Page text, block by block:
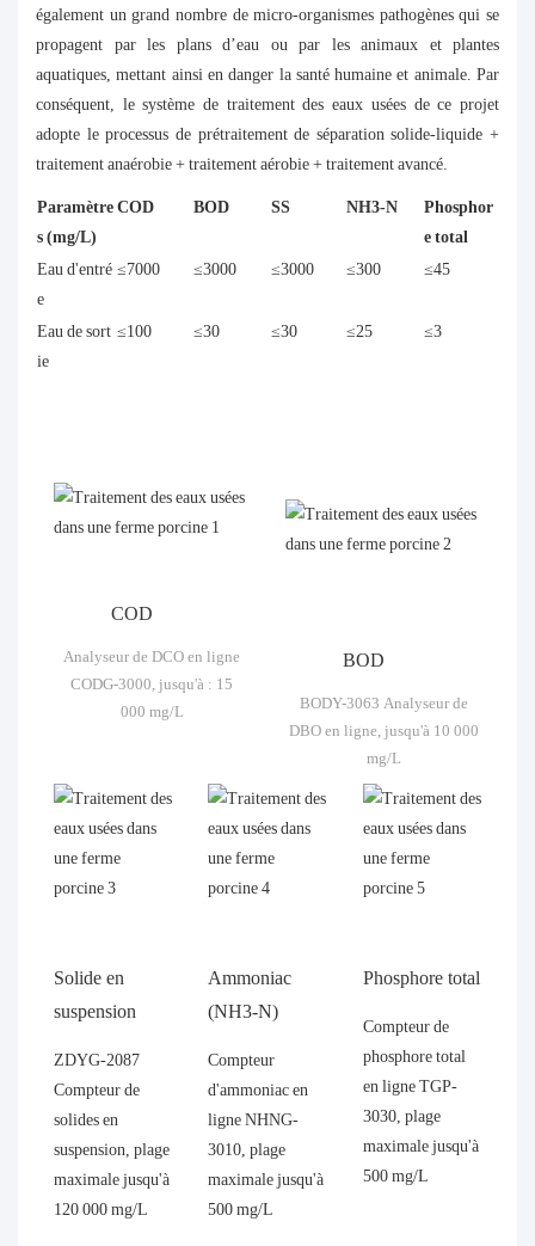
également un grand nombre de micro-organismes pathogènes qui se
propagent par les plans d’eau ou par les animaux et plantes
aquatiques, mettant ainsi en danger la santé humaine et animale. Par
conséquent, le système de traitement des eaux usées de ce projet
adopte le processus de prétraitement de séparation solide-liquide +
traitement anaérobie + traitement aérobie + traitement avancé.
Paramètre
s (mg/L)
COD BOD SS NH3-N
Phosphor
e total
Eau d'entré
e
≤7000 ≤3000 ≤3000 ≤300 ≤45
Eau de sort
ie
≤100 ≤30 ≤30 ≤25 ≤3
COD
Analyseur de DCO en ligne
CODG-3000, jusqu'à : 15
000 mg/L
BOD
BODY-3063 Analyseur de
DBO en ligne, jusqu'à 10 000
mg/L
Solide en
suspension
ZDYG-2087
Compteur de
solides en
suspension, plage
maximale jusqu'à
120 000 mg/L
Ammoniac
(NH3-N)
Compteur
d'ammoniac en
ligne NHNG-
3010, plage
maximale jusqu'à
500 mg/L
Phosphore total
Compteur de
phosphore total
en ligne TGP-
3030, plage
maximale jusqu'à
500 mg/L